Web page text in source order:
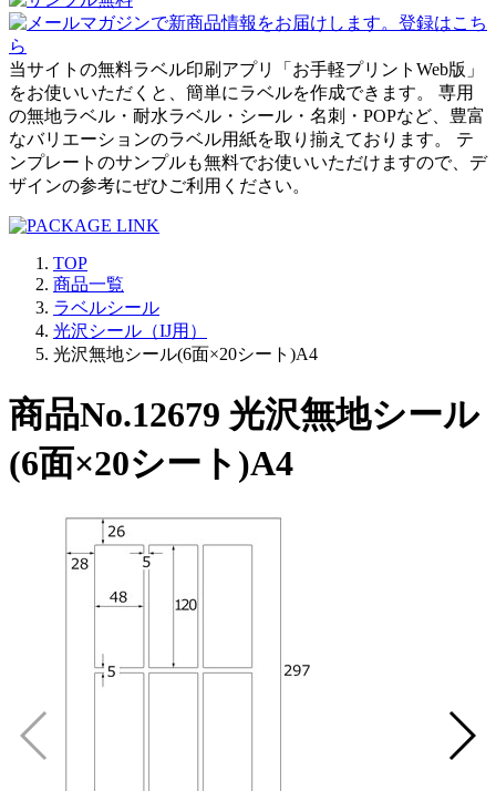
当サイトの無料ラベル印刷アプリ「お手軽プリントWeb版」
をお使いいただくと、簡単にラベルを作成できます。 専用
の無地ラベル・耐水ラベル・シール・名刺・POPなど、豊富
なバリエーションのラベル用紙を取り揃えております。 テ
ンプレートのサンプルも無料でお使いいただけますので、デ
ザインの参考にぜひご利用ください。
TOP
商品一覧
ラベルシール
光沢シール（IJ用）
光沢無地シール(6面×20シート)A4
商品No.12679 光沢無地シール
(6面×20シート)A4